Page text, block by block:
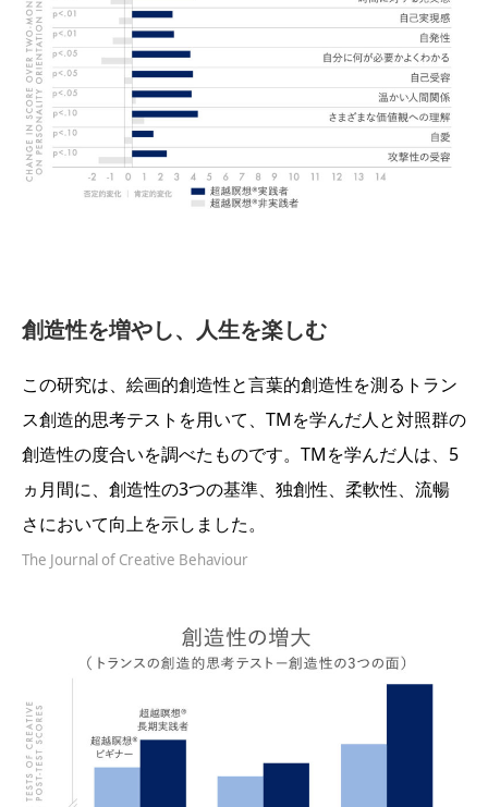
創造性を増やし、人生を楽しむ
この研究は、絵画的創造性と言葉的創造性を測るトラン
ス創造的思考テストを用いて、TMを学んだ人と対照群の
創造性の度合いを調べたものです。TMを学んだ人は、5
ヵ月間に、創造性の3つの基準、独創性、柔軟性、流暢
さにおいて向上を示しました。
The Journal of Creative Behaviour